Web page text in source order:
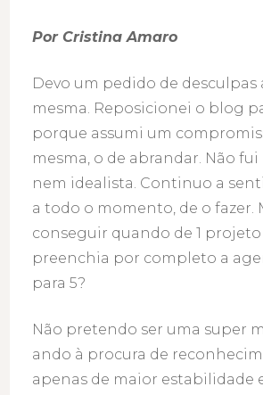
Por Cristina Amaro
Devo um pedido de desculpas
mesma. Reposicionei o blog
porque assumi um
mesma, o de abrandar. Não
nem idealista. Continuo a
a todo o momento, de o fazer.
conseguir quando de 1
preenchia por completo a
para 5?
Não pretendo ser uma super
ando à procura de
apenas de maior estabilidade